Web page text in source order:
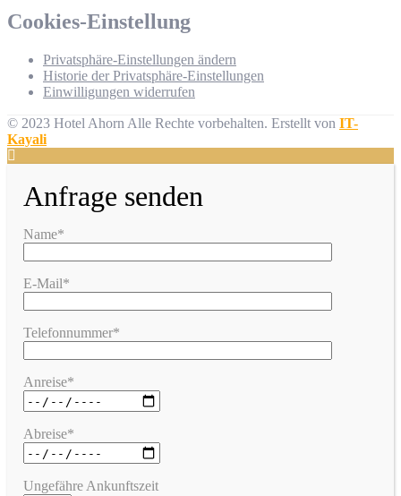
Cookies-Einstellung
Privatsphäre-Einstellungen ändern
Historie der Privatsphäre-Einstellungen
Einwilligungen widerrufen
© 2023 Hotel Ahorn Alle Rechte vorbehalten. Erstellt von IT-
Kayali
Anfrage senden
Name*
E-Mail*
Telefonnummer*
Anreise*
Abreise*
Ungefähre Ankunftszeit